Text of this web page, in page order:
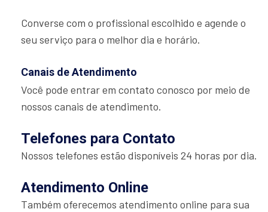
Converse com o profissional escolhido e agende o
seu serviço para o melhor dia e horário.
Canais de Atendimento
Você pode entrar em contato conosco por meio de
nossos canais de atendimento.
Telefones para Contato
Nossos telefones estão disponíveis 24 horas por dia.
Atendimento Online
Também oferecemos atendimento online para sua